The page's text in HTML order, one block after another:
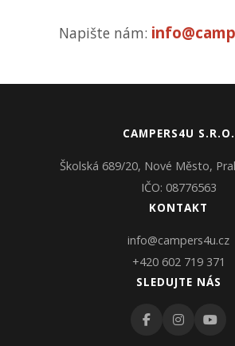
Napište nám:
CAMPERS4U S.R.O.
Školská 689/20, Nové Město,
IČO: 08776563
KONTAKT
info@campers4u.cz
+420 602 719 371
SLEDUJTE NÁS